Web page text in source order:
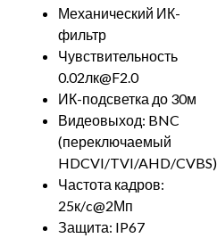
Механический ИК-
фильтр
Чувствительность
0.02лк@F2.0
ИК-подсветка до 30м
Видеовыход: BNC
(переключаемый
HDCVI/TVI/AHD/CVBS)
Частота кадров:
25к/c@2Мп
Защита: IP67